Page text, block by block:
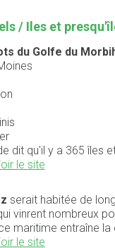
/ Iles et
du Golfe du
dit qu'il y a 365 îles
le site
serait habitée de
vinrent nombreux
maritime entraîne la
le site